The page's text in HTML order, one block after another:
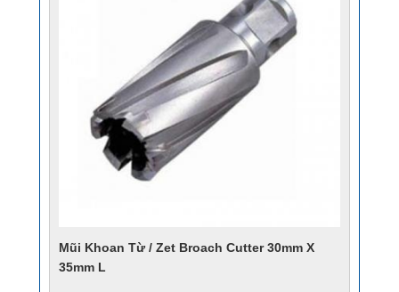
Mũi Khoan Từ / Zet Broach Cutter 30mm X
35mm L